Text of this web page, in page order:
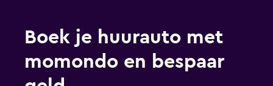
Boek je huurauto met
momondo en bespaar